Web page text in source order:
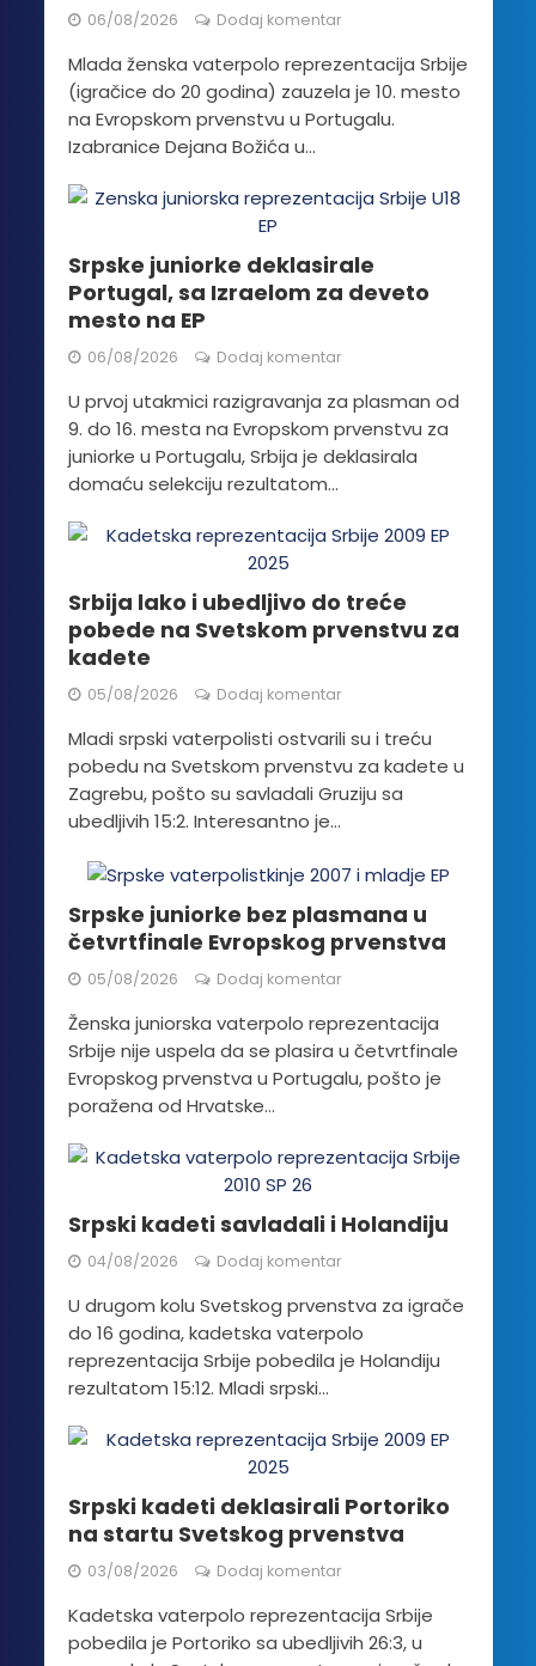
06/08/2026 Dodaj komentar
Mlada ženska vaterpolo reprezentacija Srbije
(igračice do 20 godina) zauzela je 10. mesto
na Evropskom prvenstvu u Portugalu.
Izabranice Dejana Božića u...
Srpske juniorke deklasirale
Portugal, sa Izraelom za deveto
mesto na EP
06/08/2026 Dodaj komentar
U prvoj utakmici razigravanja za plasman od
9. do 16. mesta na Evropskom prvenstvu za
juniorke u Portugalu, Srbija je deklasirala
domaću selekciju rezultatom...
Srbija lako i ubedljivo do treće
pobede na Svetskom prvenstvu za
kadete
05/08/2026 Dodaj komentar
Mladi srpski vaterpolisti ostvarili su i treću
pobedu na Svetskom prvenstvu za kadete u
Zagrebu, pošto su savladali Gruziju sa
ubedljivih 15:2. Interesantno je...
Srpske juniorke bez plasmana u
četvrtfinale Evropskog prvenstva
05/08/2026 Dodaj komentar
Ženska juniorska vaterpolo reprezentacija
Srbije nije uspela da se plasira u četvrtfinale
Evropskog prvenstva u Portugalu, pošto je
poražena od Hrvatske...
Srpski kadeti savladali i Holandiju
04/08/2026 Dodaj komentar
U drugom kolu Svetskog prvenstva za igrače
do 16 godina, kadetska vaterpolo
reprezentacija Srbije pobedila je Holandiju
rezultatom 15:12. Mladi srpski...
Srpski kadeti deklasirali Portoriko
na startu Svetskog prvenstva
03/08/2026 Dodaj komentar
Kadetska vaterpolo reprezentacija Srbije
pobedila je Portoriko sa ubedljivih 26:3, u